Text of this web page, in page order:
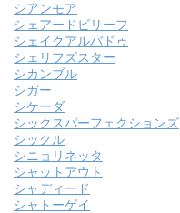
シアンモア
シェアードビリーフ
シェイクアルバドゥ
シェリフズスター
シカンブル
シガー
シケーダ
シックスパーフェクションズ
シックル
シニョリネッタ
シャットアウト
シャディード
シャトーゲイ